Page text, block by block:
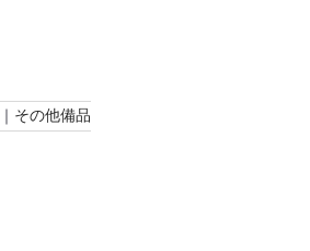
｜ その他備品